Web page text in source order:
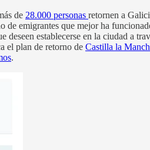
de 28.000 personas retornen a
de emigrantes que mejor ha
establecerse en la ciudad a
el plan de retorno de Castilla la
.